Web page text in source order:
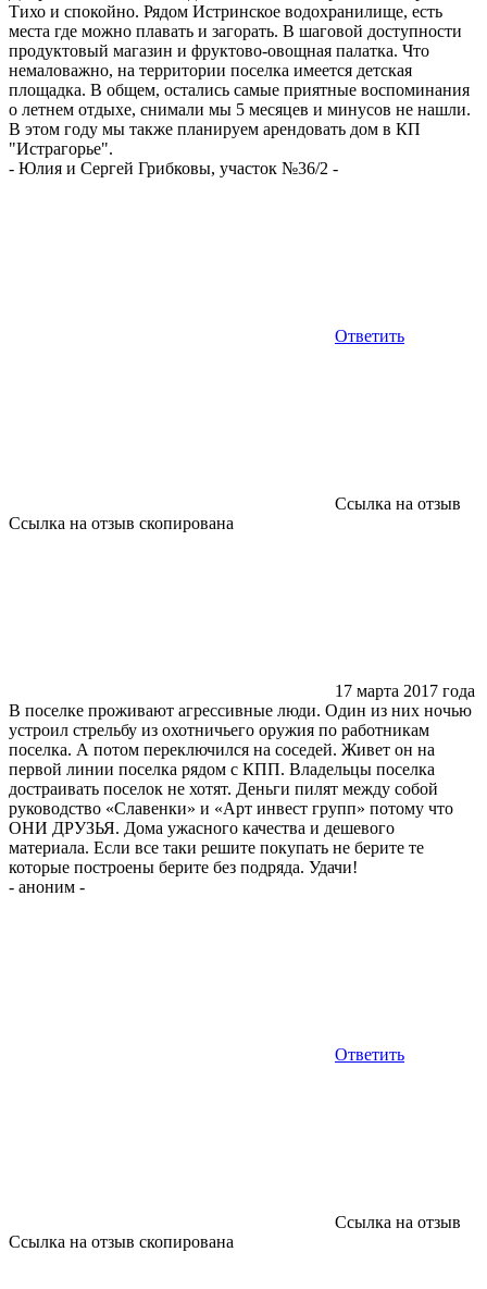
Тихо и спокойно. Рядом Истринское водохранилище, есть
места где можно плавать и загорать. В шаговой доступности
продуктовый магазин и фруктово-овощная палатка. Что
немаловажно, на территории поселка имеется детская
площадка. В общем, остались самые приятные воспоминания
о летнем отдыхе, снимали мы 5 месяцев и минусов не нашли.
В этом году мы также планируем арендовать дом в КП
"Истрагорье".
- Юлия и Сергей Грибковы, участок №36/2 -
Ответить
Ссылка на отзыв
Ссылка на отзыв скопирована
17 марта 2017 года
В поселке проживают агрессивные люди. Один из них ночью
устроил стрельбу из охотничьего оружия по работникам
поселка. А потом переключился на соседей. Живет он на
первой линии поселка рядом с КПП. Владельцы поселка
достраивать поселок не хотят. Деньги пилят между собой
руководство «Славенки» и «Арт инвест групп» потому что
ОНИ ДРУЗЬЯ. Дома ужасного качества и дешевого
материала. Если все таки решите покупать не берите те
которые построены берите без подряда. Удачи!
- аноним -
Ответить
Ссылка на отзыв
Ссылка на отзыв скопирована